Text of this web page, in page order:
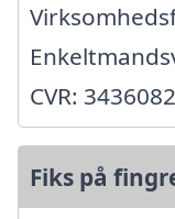
CVR:
Fiks på